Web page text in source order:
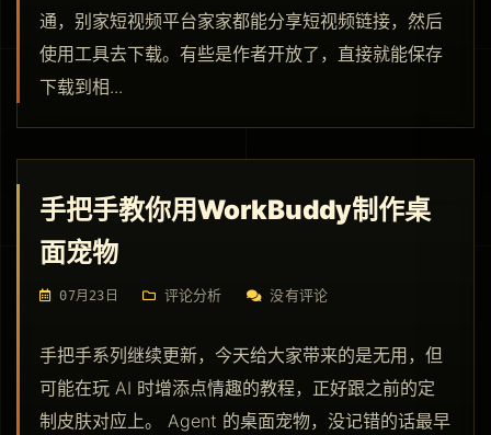
通，别家短视频平台家家都能分享短视频链接，然后
使用工具去下载。有些是作者开放了，直接就能保存
下载到相...
手把手教你用WorkBuddy制作桌
面宠物
07月23日 评论分析 没有评论
手把手系列继续更新，今天给大家带来的是无用，但
可能在玩 AI 时增添点情趣的教程，正好跟之前的定
制皮肤对应上。 Agent 的桌面宠物，没记错的话最早